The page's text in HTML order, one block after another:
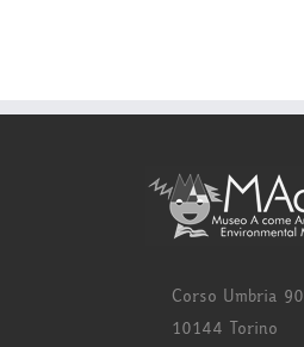
Corso Umbria 90
10144 Torino